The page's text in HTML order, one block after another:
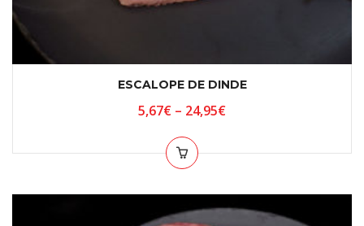
ESCALOPE DE DINDE
5,67€ – 24,95€